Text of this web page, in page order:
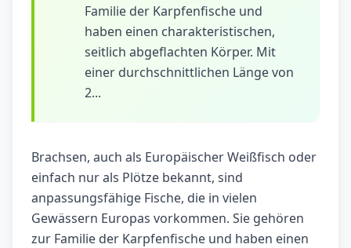
Familie der Karpfenfische und
haben einen charakteristischen,
seitlich abgeflachten Körper. Mit
einer durchschnittlichen Länge von
2...
Brachsen, auch als Europäischer Weißfisch oder
einfach nur als Plötze bekannt, sind
anpassungsfähige Fische, die in vielen
Gewässern Europas vorkommen. Sie gehören
zur Familie der Karpfenfische und haben einen